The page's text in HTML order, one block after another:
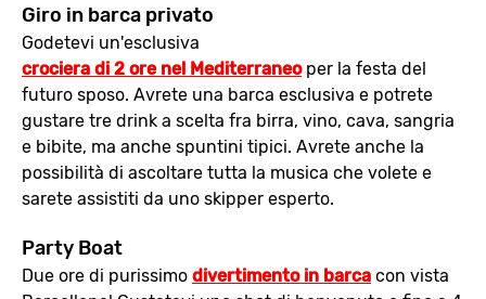
Giro in barca privato
Godetevi un'esclusiva
crociera di 2 ore nel Mediterraneoper la festa del
futuro sposo. Avrete una barca esclusiva e potrete
gustare tre drink a scelta fra birra, vino, cava, sangria
e bibite, ma anche spuntini tipici. Avrete anche la
possibilità di ascoltare tutta la musica che volete e
sarete assistiti da uno skipper esperto.
Party Boat
Due ore di purissimo divertimento in barca con vista